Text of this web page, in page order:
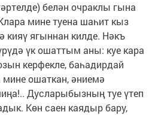
белән очраклы гына
мине туена шаһит кыз
кияү ягыннан килде. Нәкъ
үк ошаттым аны: куе кара
керфекле, баһадирдай
мине ошаткан, әниемә
Дусларыбызның туе үтеп
Көн саен каядыр бару,